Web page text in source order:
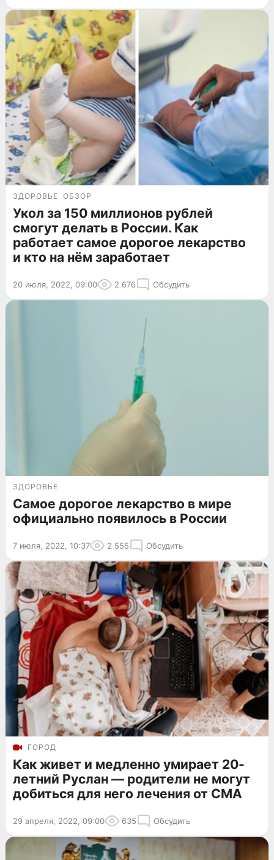
ЗДОРОВЬЕ ОБЗОР
Укол за 150 миллионов рублей
смогут делать в России. Как
работает самое дорогое лекарство
и кто на нём заработает
20 июля, 2022, 09:00 2 676 Обсудить
ЗДОРОВЬЕ
Самое дорогое лекарство в мире
официально появилось в России
7 июля, 2022, 10:37 2 555 Обсудить
ГОРОД
Как живет и медленно умирает 20-
летний Руслан — родители не могут
добиться для него лечения от СМА
29 апреля, 2022, 09:00 635 Обсудить